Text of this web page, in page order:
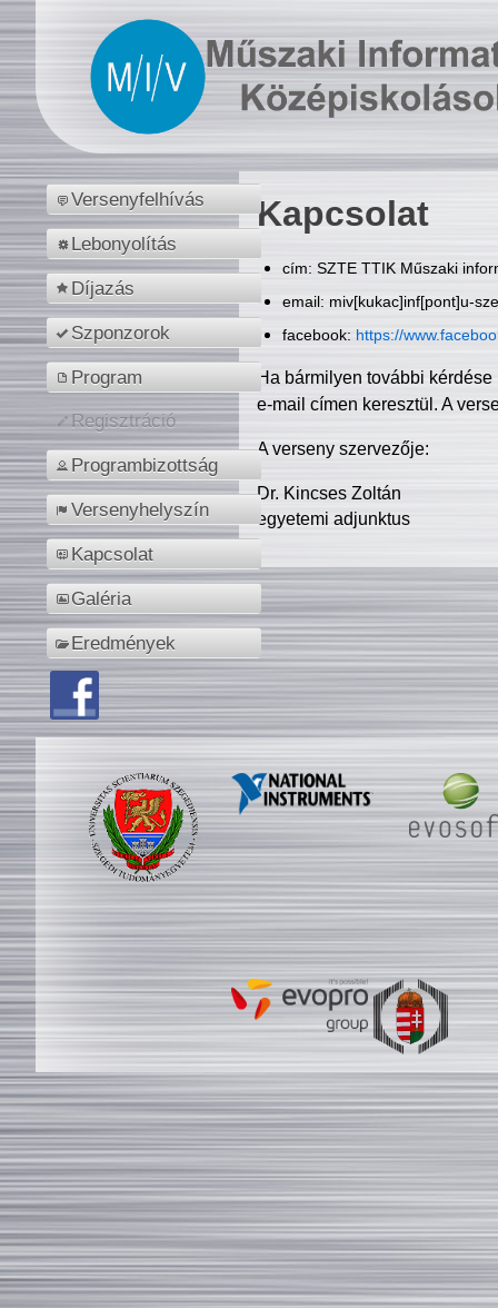
Versenyfelhívás
Lebonyolítás
Díjazás
Szponzorok
Program
Regisztráció
Programbizottság
Versenyhelyszín
Kapcsolat
Galéria
Eredmények
Kapcsolat
cím: SZTE TTIK Műszaki
email: miv[kukac]inf[pont]u-
facebook: https://
Ha bármilyen további
e-mail címen keresztül. A
A verseny szervezője:
Dr. Kincses Zoltán
egyetemi adjunktus